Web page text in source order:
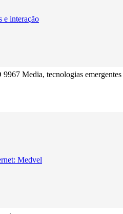
e interação
Media, tecnologias emergentes
Medvel